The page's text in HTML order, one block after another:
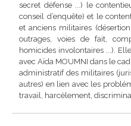
secret défense ...) le
conseil d’enquête) et le
et anciens militaires
outrages, voies de fait,
homicides involontaires ...).
avec Aïda MOUMNI dans le
administratif des militaires
autres) en lien avec les
travail, harcèlement,